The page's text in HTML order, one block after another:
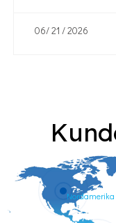
06/ 21 / 2026
Nordamerika